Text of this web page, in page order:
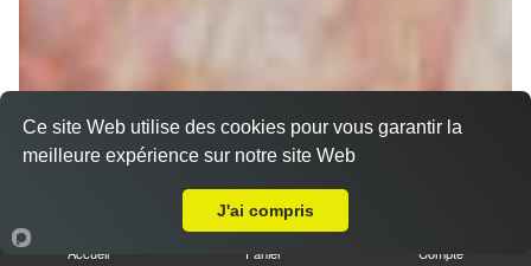
Chirashi
Accueil Panier Compte
Ce site Web utilise des cookies pour vous garantir la
meilleure expérience sur notre site Web
J'ai compris